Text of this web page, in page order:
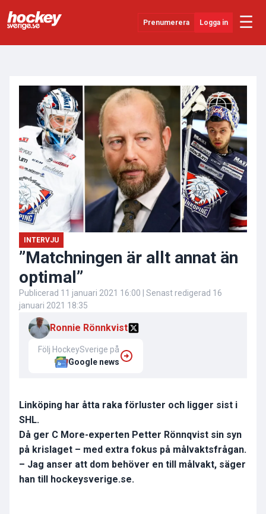
Prenumerera Logga in ☰
Evenemang
Övrigt
INTERVJU
”Matchningen är allt annat än
optimal”
Publicerad 11 januari 2021 16:00 | Senast redigerad 16
januari 2021 18:35
Ronnie Rönnkvist
Följ HockeySverige på
Google news
Linköping har åtta raka förluster och ligger sist i
SHL.
Då ger C More-experten Petter Rönnqvist sin syn
på krislaget – med extra fokus på målvaktsfrågan.
– Jag anser att dom behöver en till målvakt, säger
han till hockeysverige.se.